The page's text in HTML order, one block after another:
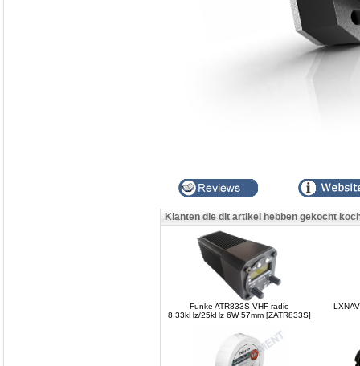
Klanten die dit artikel hebben gekocht
Funke ATR833S VHF-radio
8.33kHz/25kHz 6W 57mm [ZATR833S]